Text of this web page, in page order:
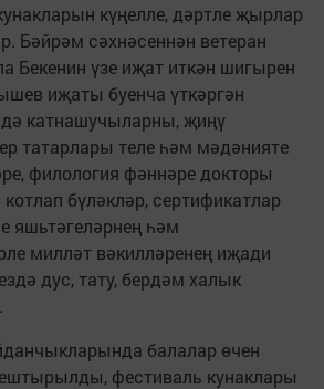
күңелле, дәртле җырлар
Бәйрәм сәхнәсеннән ветеран
Бекенин үзе иҗат иткән шигырен
иҗаты буенча үткәргән
катнашучыларны, җиңү
татарлары теле һәм мәдәнияте
филология фәннәре докторы
бүләкләр, сертификатлар
яшьтәгеләрнең һәм
милләт вәкилләренең иҗади
дус, тату, бердәм халык
балалар өчен
фестиваль кунаклары